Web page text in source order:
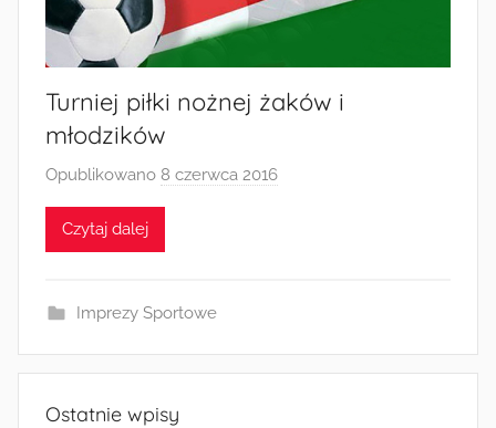
Turniej piłki nożnej żaków i
młodzików
Opublikowano 8 czerwca 2016
m
Czytaj dalej
Imprezy Sportowe
Ostatnie wpisy